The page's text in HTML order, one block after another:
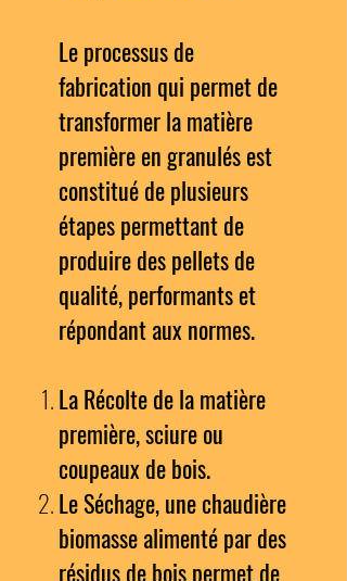
Le processus de
fabrication qui permet de
transformer la matière
première en granulés est
constitué de plusieurs
étapes permettant de
produire des pellets de
qualité, performants et
répondant aux normes.
La Récolte de la matière
première, sciure ou
coupeaux de bois.
Le Séchage, une chaudière
biomasse alimenté par des
résidus de bois permet de